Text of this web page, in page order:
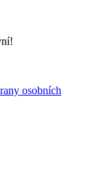
osobních